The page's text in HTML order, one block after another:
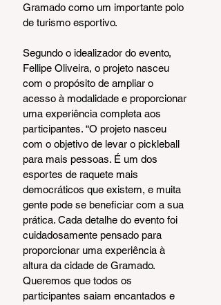
Gramado como um importante polo
de turismo esportivo.
Segundo o idealizador do evento,
Fellipe Oliveira, o projeto nasceu
com o propósito de ampliar o
acesso à modalidade e proporcionar
uma experiência completa aos
participantes. “O projeto nasceu
com o objetivo de levar o pickleball
para mais pessoas. É um dos
esportes de raquete mais
democráticos que existem, e muita
gente pode se beneficiar com a sua
prática. Cada detalhe do evento foi
cuidadosamente pensado para
proporcionar uma experiência à
altura da cidade de Gramado.
Queremos que todos os
participantes saiam encantados e